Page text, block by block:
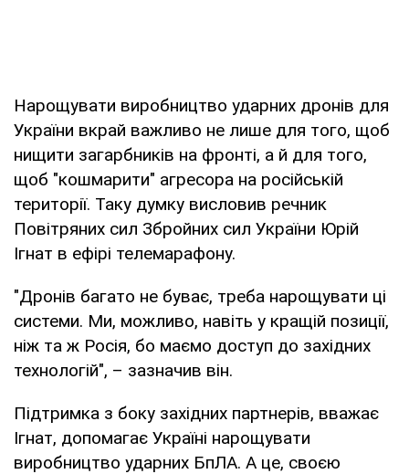
Нарощувати виробництво ударних дронів для
України вкрай важливо не лише для того, щоб
нищити загарбників на фронті, а й для того,
щоб "кошмарити" агресора на російській
території. Таку думку висловив речник
Повітряних сил Збройних сил України Юрій
Ігнат в ефірі телемарафону.
"Дронів багато не буває, треба нарощувати ці
системи. Ми, можливо, навіть у кращій позиції,
ніж та ж Росія, бо маємо доступ до західних
технологій", – зазначив він.
Підтримка з боку західних партнерів, вважає
Ігнат, допомагає Україні нарощувати
виробництво ударних БпЛА. А це, своєю